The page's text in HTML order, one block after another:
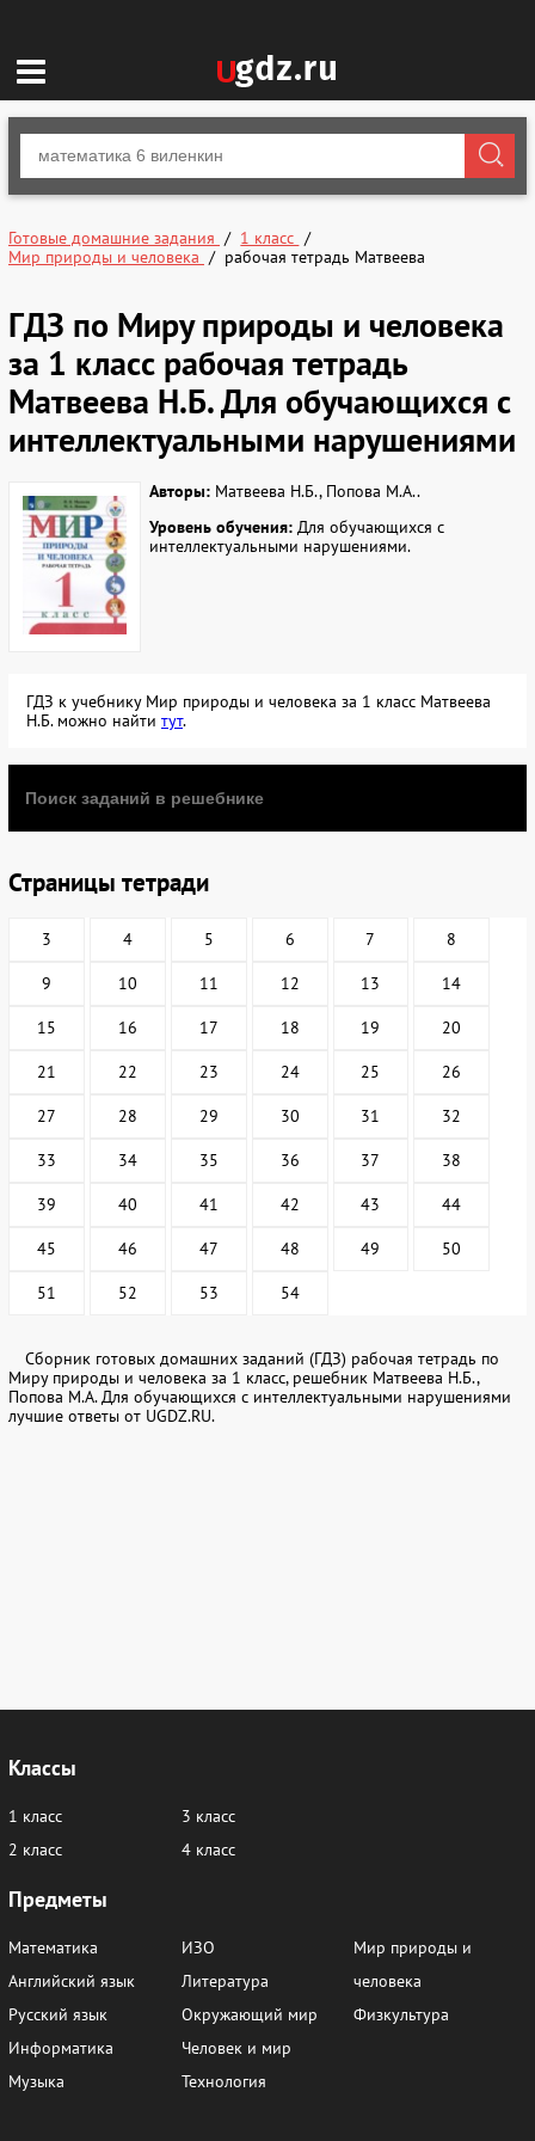
Готовые домашние задания
1 класс
Мир природы и человека
рабочая тетрадь Матвеева
ГДЗ по Миру природы и человека
за 1 класс рабочая тетрадь
Матвеева Н.Б. Для обучающихся с
интеллектуальными нарушениями
Авторы: Матвеева Н.Б., Попова М.А..
Уровень обучения: Для обучающихся с
интеллектуальными нарушениями.
ГДЗ к учебнику Мир природы и человека за 1 класс Матвеева
Н.Б. можно найти тут.
Страницы тетради
3 4 5 6 7 8
9 10 11 12 13 14
15 16 17 18 19 20
21 22 23 24 25 26
27 28 29 30 31 32
33 34 35 36 37 38
39 40 41 42 43 44
45 46 47 48 49 50
51 52 53 54
Сборник готовых домашних заданий (ГДЗ) рабочая тетрадь по
Миру природы и человека за 1 класс, решебник Матвеева Н.Б.,
Попова М.А. Для обучающихся с интеллектуальными нарушениями
лучшие ответы от UGDZ.RU.
Классы
1 класс
2 класс
3 класс
4 класс
Предметы
Математика
Английский язык
Русский язык
Информатика
Музыка
ИЗО
Литература
Окружающий мир
Человек и мир
Технология
Мир природы и
человека
Физкультура